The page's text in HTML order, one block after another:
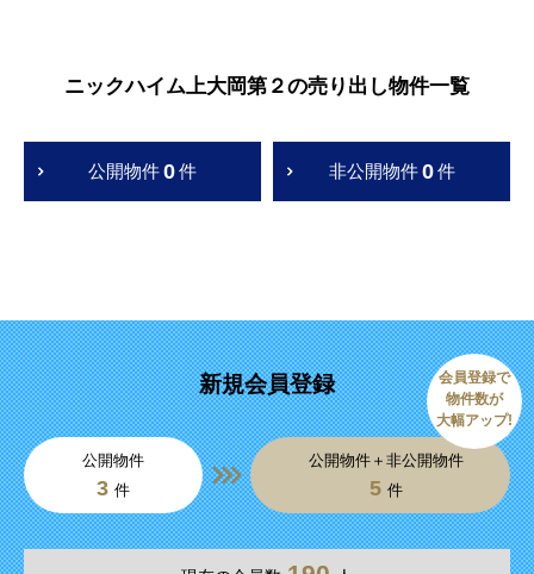
ニックハイム上大岡第２の売り出し物件一覧
公開物件0件 非公開物件 0 件
新規会員登録
公開物件
3 件
公開物件＋非公開物件
5 件
会員登録で
物件数が
大幅アップ!